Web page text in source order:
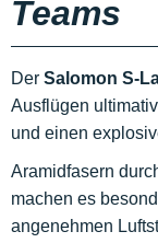
Teams
Der Salomon S-
Ausflügen
und einen
Aramidfasern
machen es
angenehmen